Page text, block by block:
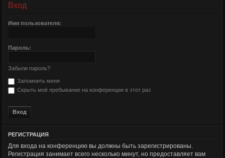
Вход
Имя пользователя:
Пароль:
Забыли пароль?
Запомнить меня
Скрыть моё пребывание на конференции в этот раз
РЕГИСТРАЦИЯ
Для входа на конференцию вы должны быть зарегистрированы.
Регистрация занимает всего несколько минут, но предоставляет вам